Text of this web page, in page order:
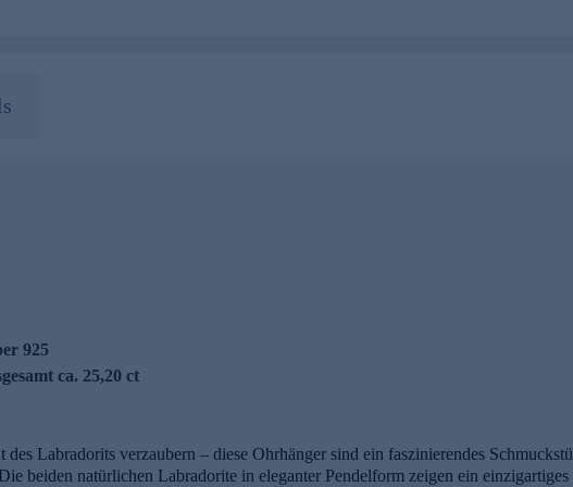
925
ca. 25,20 ct
Labradorits verzaubern – diese Ohrhänger sind ein faszinierendes
beiden natürlichen Labradorite in eleganter Pendelform zeigen ein